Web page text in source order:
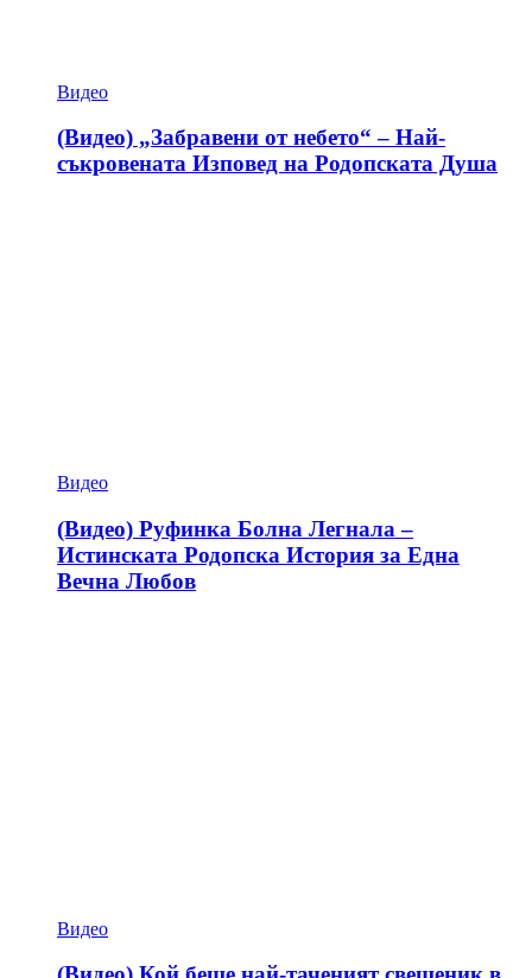
Видео
(Видео) „Забравени от небето“ – Най-
съкровената Изповед на Родопската Душа
Видео
(Видео) Руфинка Болна Легнала –
Истинската Родопска История за Една
Вечна Любов
Видео